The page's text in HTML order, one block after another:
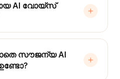
AI വോയ്‌സ്
സൗജന്യ AI